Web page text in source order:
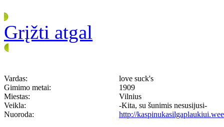
Grįžti atgal
Vardas:
love suck's
Gimimo metai:
1909
Miestas:
Vilnius
Veikla:
-Kita, su šunimis nesusijusi-
Nuoroda:
http://